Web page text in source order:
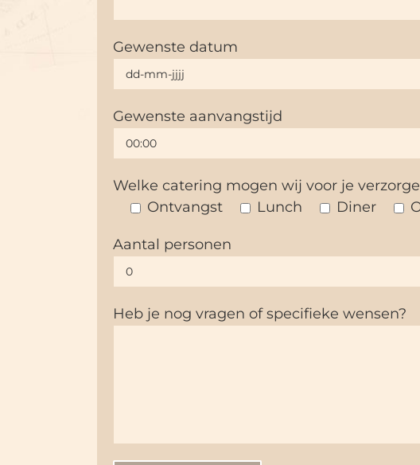
Gewenste datum
Gewenste aanvangstijd
Welke catering mogen wij voor je
Ontvangst
Lunch Diner
Aantal personen
Heb je nog vragen of specifieke wensen?